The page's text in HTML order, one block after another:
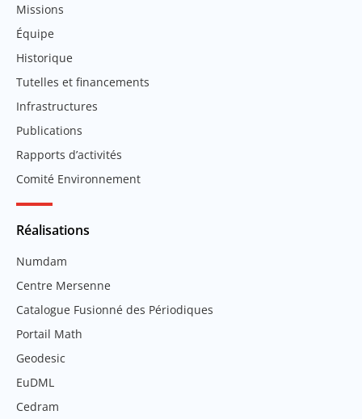
Missions
Équipe
Historique
Tutelles et financements
Infrastructures
Publications
Rapports d’activités
Comité Environnement
Réalisations
Numdam
Centre Mersenne
Catalogue Fusionné des Périodiques
Portail Math
Geodesic
EuDML
Cedram